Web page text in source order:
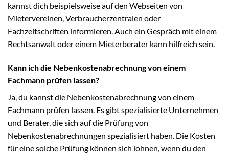
kannst dich beispielsweise auf den Webseiten von
Mietervereinen, Verbraucherzentralen oder
Fachzeitschriften informieren. Auch ein Gespräch mit einem
Rechtsanwalt oder einem Mieterberater kann hilfreich sein.
Kann ich die Nebenkostenabrechnung von einem
Fachmann prüfen lassen?
Ja, du kannst die Nebenkostenabrechnung von einem
Fachmann prüfen lassen. Es gibt spezialisierte Unternehmen
und Berater, die sich auf die Prüfung von
Nebenkostenabrechnungen spezialisiert haben. Die Kosten
für eine solche Prüfung können sich lohnen, wenn du den